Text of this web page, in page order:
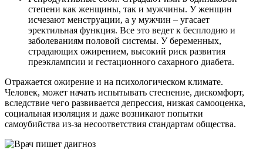
степени как женщины, так и мужчины. У женщин
исчезают менструации, а у мужчин – угасает
эректильная функция. Все это ведет к бесплодию и
заболеваниям половой системы. У беременных,
страдающих ожирением, высокий риск развития
преэклампсии и гестационного сахарного диабета.
Отражается ожирение и на психологическом климате.
Человек, может начать испытывать стеснение, дискомфорт,
вследствие чего развивается депрессия, низкая самооценка,
социальная изоляция и даже возникают попытки
самоубийства из-за несоответствия стандартам общества.